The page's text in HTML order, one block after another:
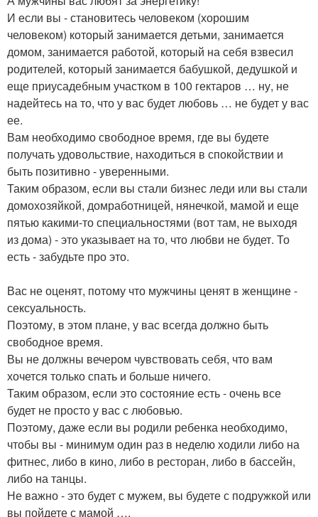
И если вы - становитесь человеком (хорошим
человеком) который занимается детьми, занимается
домом, занимается работой, который на себя взвесил
родителей, который занимается бабушкой, дедушкой и
еще приусадебным участком в 100 гектаров … ну, не
надейтесь на то, что у вас будет любовь … не будет у вас
ее.
Вам необходимо свободное время, где вы будете
получать удовольствие, находиться в спокойствии и
быть позитивно - уверенными.
Таким образом, если вы стали бизнес леди или вы стали
домохозяйкой, домработницей, нянечкой, мамой и еще
пятью какими-то специальностями (вот там, не выходя
из дома) - это указывает на то, что любви не будет. То
есть - забудьте про это.
Вас не оценят, потому что мужчины ценят в женщине -
сексуальность.
Поэтому, в этом плане, у вас всегда должно быть
свободное время.
Вы не должны вечером чувствовать себя, что вам
хочется только спать и больше ничего.
Таким образом, если это состояние есть - очень все
будет не просто у вас с любовью.
Поэтому, даже если вы родили ребенка необходимо,
чтобы вы - минимум один раз в неделю ходили либо на
фитнес, либо в кино, либо в ресторан, либо в бассейн,
либо на танцы.
Не важно - это будет с мужем, вы будете с подружкой или
вы пойдете с мамой ….